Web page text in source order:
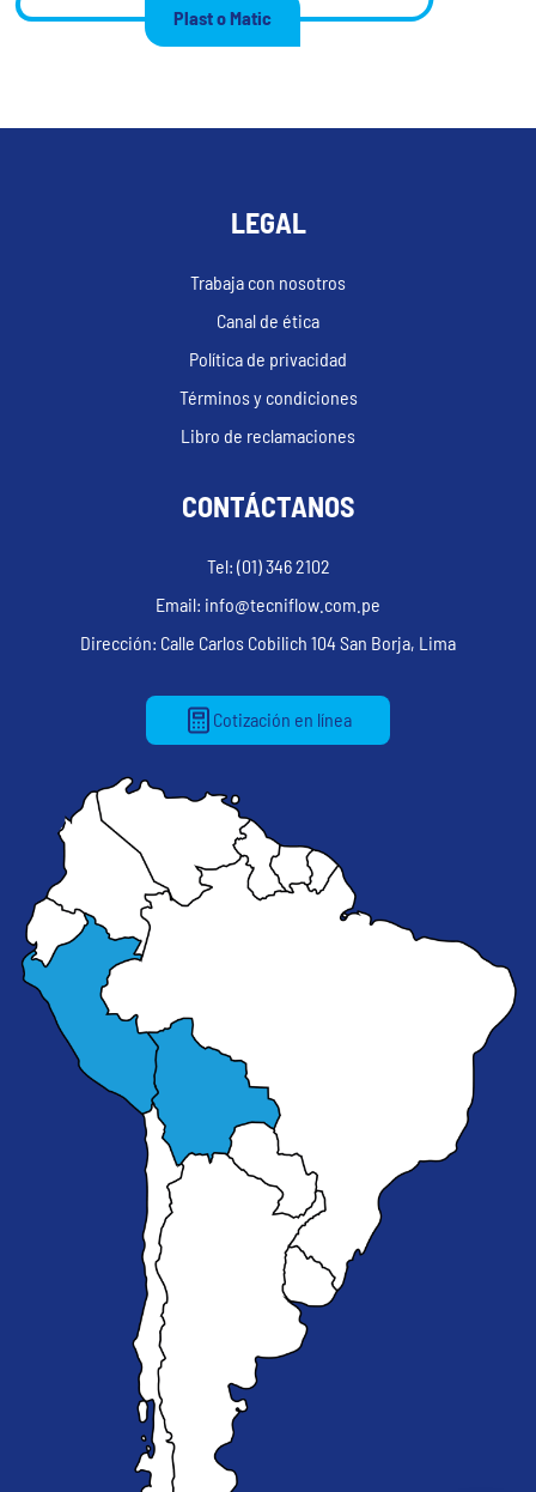
Plast o Matic
LEGAL
Trabaja con nosotros
Canal de ética
Política de privacidad
Términos y condiciones
Libro de reclamaciones
CONTÁCTANOS
Tel: (01) 346 2102
Email: info@tecniflow.com.pe
Dirección: Calle Carlos Cobilich 104 San Borja, Lima
Cotización en línea